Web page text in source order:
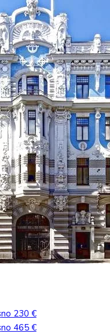
no 230 €
no 465 €